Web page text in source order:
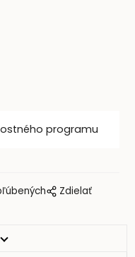
programu
Zdielať